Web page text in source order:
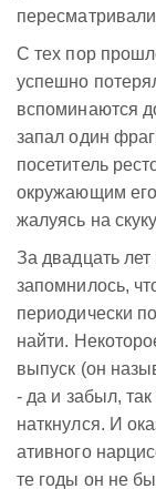
С тех пор
успешно
вспоминаются
запал один
посетитель
окружающим
жалуясь на
За двадцать
запомнилось,
периодически
найти.
выпуск (он
- да и забыл,
наткнулся. И
ативного
те годы он не